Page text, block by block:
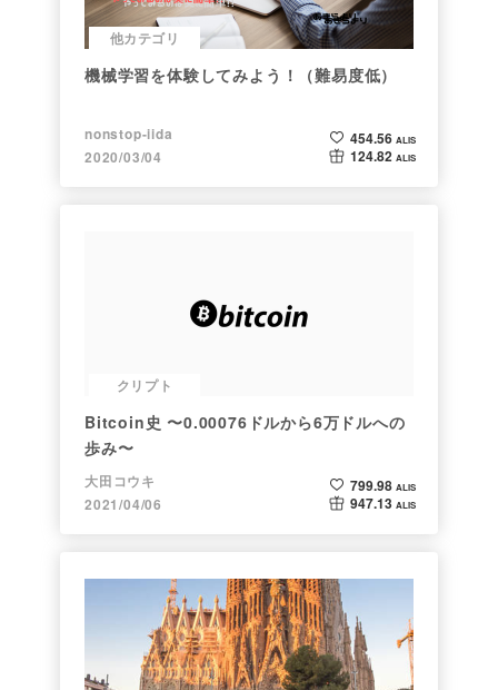
他カテゴリ
機械学習を体験してみよう！（難易度低）
nonstop-iida
2020/03/04
454.56 ALIS
124.82 ALIS
クリプト
Bitcoin史 〜0.00076ドルから6万ドルへの
歩み〜
大田コウキ
2021/04/06
799.98 ALIS
947.13 ALIS